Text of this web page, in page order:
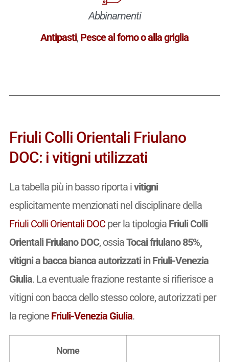
Abbinamenti
Antipasti, Pesce al forno o alla griglia
Friuli Colli Orientali Friulano
DOC: i vitigni utilizzati
La tabella più in basso riporta ivitigni
esplicitamente menzionati nel disciplinare della
Friuli Colli Orientali DOCper la tipologia Friuli Colli
Orientali Friulano DOC, ossiaTocai friulano 85%,
vitigni a bacca bianca autorizzati in Friuli-Venezia
Giulia. La eventuale frazione restante si rifierisce a
vitigni con bacca dello stesso colore, autorizzati per
la regione Friuli-Venezia Giulia.
Nome